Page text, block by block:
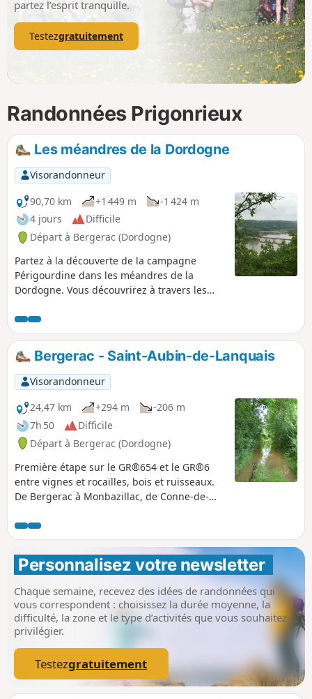
partez l’esprit tranquille.
Testezgratuitement
Randonnées Prigonrieux
Les méandres de la Dordogne
Visorandonneur
90,70 km
+1 449 m
-1 424 m
4 jours
Difficile
Départ à Bergerac (Dordogne)
Partez à la découverte de la campagne
Périgourdine dans les méandres de la
Dordogne. Vous découvrirez à travers les
magnifiques châteaux viticoles, vous
sillonnerez les rives des rivières Dordogne et
Vézère à la découverte de nombreuses
grottes préhistoriques.
Bergerac - Saint-Aubin-de-Lanquais
Visorandonneur
24,47 km
+294 m
-206 m
7h 50
Difficile
Départ à Bergerac (Dordogne)
Première étape sur le GR®654 et le GR®6
entre vignes et rocailles, bois et ruisseaux.
De Bergerac à Monbazillac, de Conne-de-
pérégrinerez dans les méandres de la
Dordogne.
Personnalisez votre newsletter
Chaque semaine, recevez des idées de randonnées qui
vous correspondent : choisissez la durée moyenne, la
difficulté, la zone et le type d’activités que vous souhaitez
privilégier.
Testezgratuitement